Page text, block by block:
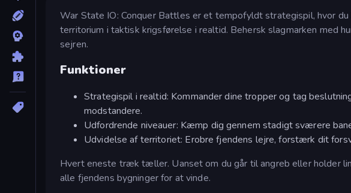
War State IO: Conquer Battles er et tempofyldt strategispil, hvor
territorium i taktisk krigsførelse i realtid. Behersk slagmarken med
sejren.
Funktioner
Strategispil i realtid: Kommander dine tropper og tag
modstandere.
Udfordrende niveauer: Kæmp dig gennem stadigt sværere
Udvidelse af territoriet: Erobre fjendens lejre, forstærk dit
Hvert eneste træk tæller. Uanset om du går til angreb eller holder
alle fjendens bygninger for at vinde.